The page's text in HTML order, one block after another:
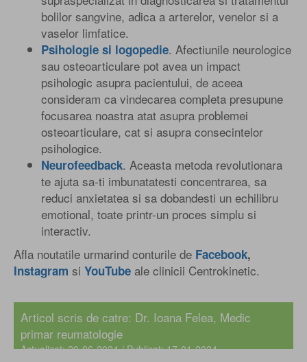
bolilor sangvine, adica a arterelor, venelor si a
vaselor limfatice.
Psihologie si logopedie. Afectiunile neurologice
sau osteoarticulare pot avea un impact
psihologic asupra pacientului, de aceea
consideram ca vindecarea completa presupune
focusarea noastra atat asupra problemei
osteoarticulare, cat si asupra consecintelor
psihologice.
Neurofeedback. Aceasta metoda revolutionara
te ajuta sa-ti imbunatatesti concentrarea, sa
reduci anxietatea si sa dobandesti un echilibru
emotional, toate printr-un proces simplu si
interactiv.
Afla noutatile urmarind conturile de Facebook,
Instagram si YouTube ale clinicii Centrokinetic.
Articol scris de catre: Dr. Ioana Felea, Medic
primar reumatologie
Actualizat: 20-06-2024 / Publicat: 17-01-2024